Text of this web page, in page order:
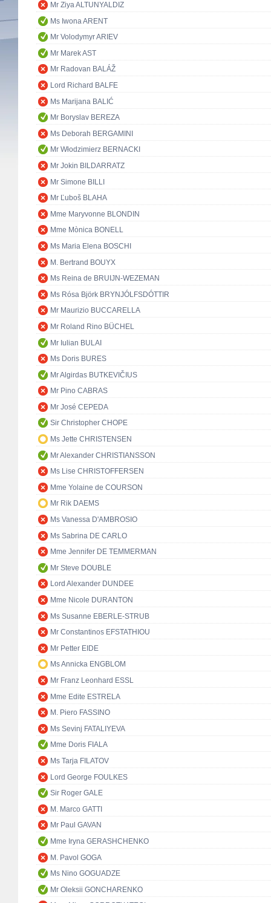
Mr Ziya ALTUNYALDIZ
Ms Iwona ARENT
Mr Volodymyr ARIEV
Mr Marek AST
Mr Radovan BALÁŽ
Lord Richard BALFE
Ms Marijana BALIĆ
Mr Boryslav BEREZA
Ms Deborah BERGAMINI
Mr Włodzimierz BERNACKI
Mr Jokin BILDARRATZ
Mr Simone BILLI
Mr Ľuboš BLAHA
Mme Maryvonne BLONDIN
Mme Mònica BONELL
Ms Maria Elena BOSCHI
M. Bertrand BOUYX
Ms Reina de BRUIJN-WEZEMAN
Ms Rósa Björk BRYNJÓLFSDÓTTIR
Mr Maurizio BUCCARELLA
Mr Roland Rino BÜCHEL
Mr Iulian BULAI
Ms Doris BURES
Mr Algirdas BUTKEVIČIUS
Mr Pino CABRAS
Mr José CEPEDA
Sir Christopher CHOPE
Ms Jette CHRISTENSEN
Mr Alexander CHRISTIANSSON
Ms Lise CHRISTOFFERSEN
Mme Yolaine de COURSON
Mr Rik DAEMS
Ms Vanessa D'AMBROSIO
Ms Sabrina DE CARLO
Mme Jennifer DE TEMMERMAN
Mr Steve DOUBLE
Lord Alexander DUNDEE
Mme Nicole DURANTON
Ms Susanne EBERLE-STRUB
Mr Constantinos EFSTATHIOU
Mr Petter EIDE
Ms Annicka ENGBLOM
Mr Franz Leonhard ESSL
Mme Edite ESTRELA
M. Piero FASSINO
Ms Sevinj FATALIYEVA
Mme Doris FIALA
Ms Tarja FILATOV
Lord George FOULKES
Sir Roger GALE
M. Marco GATTI
Mr Paul GAVAN
Mme Iryna GERASHCHENKO
M. Pavol GOGA
Ms Nino GOGUADZE
Mr Oleksii GONCHARENKO